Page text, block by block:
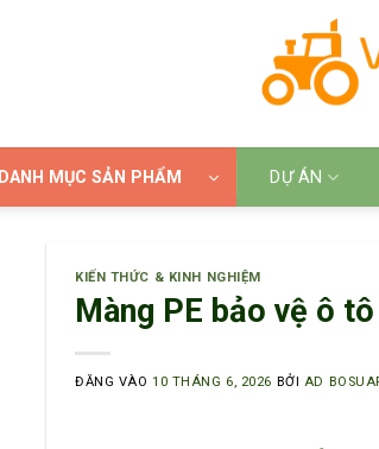
DANH MỤC SẢN PHẨM DỰ ÁN
KIẾN THỨC & KINH NGHIỆM
Màng PE bảo vệ ô
ĐĂNG VÀO10 THÁNG 6, 2026 BỞI AD